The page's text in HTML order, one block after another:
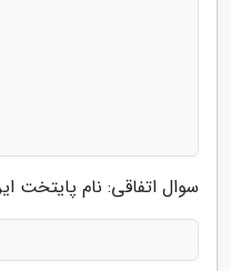
سوال اتفاقی: نام پایتخت